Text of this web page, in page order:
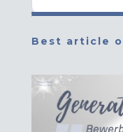
Best article